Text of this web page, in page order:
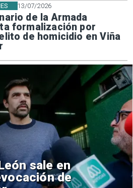
13/07/2026
de la Armada
formalización por
de homicidio en Viña
formalizan